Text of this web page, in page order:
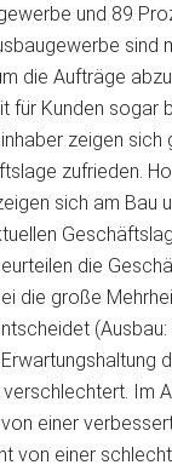
und 89
sind
die Aufträge
für Kunden sogar
zeigen sich
zufrieden.
sich am Bau
die
die große
Im
einer
von einer